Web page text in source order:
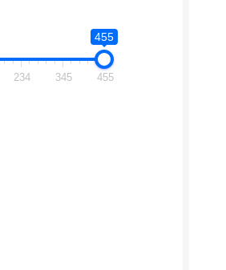
455
234 345 455